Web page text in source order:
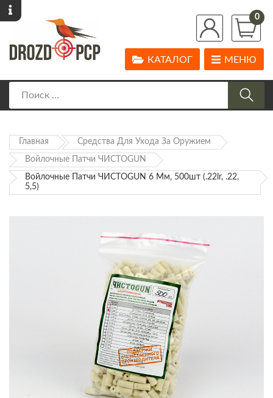
0
МЕНЮ
КАТАЛОГ
Главная Средства Для Ухода За Оружием
Войлочные Патчи ЧИСТОGUN
Войлочные Патчи ЧИСТОGUN 6 Мм, 500шт (.22lr, .22,
5,5)